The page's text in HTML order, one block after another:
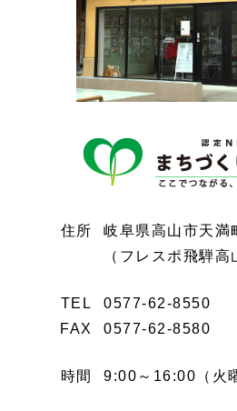
住所
岐阜県高山市天満
（フレスポ飛騨高
TEL
FAX
0577-62-8550
0577-62-8580
時間 9:00～16:00（火